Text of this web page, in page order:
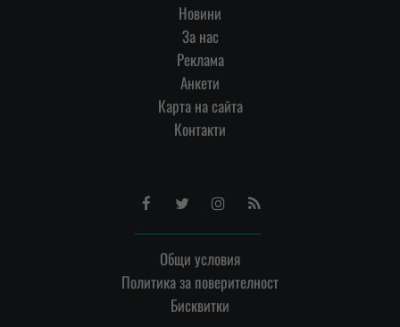
Новини
За нас
Реклама
Анкети
Карта на сайта
Контакти
FacebookTwitterInstagram
RSS
Общи условия
Политика за поверителност
Бисквитки